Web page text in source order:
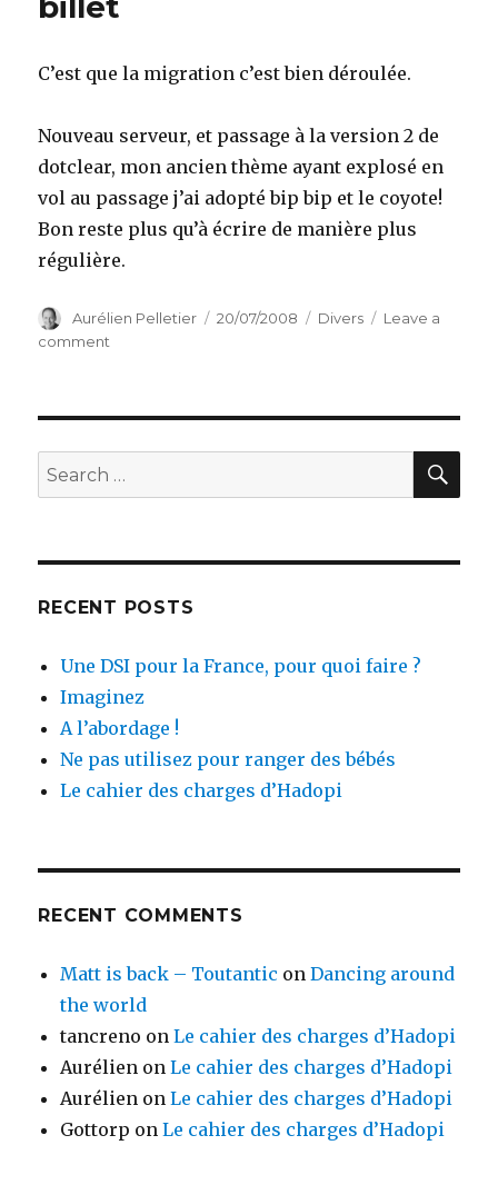
C’est que la migration c’est bien déroulée.
Nouveau serveur, et passage à la version 2 de
dotclear, mon ancien thème ayant explosé en
vol au passage j’ai adopté bip bip et le coyote!
Bon reste plus qu’à écrire de manière plus
régulière.
Author
Aurélien Pelletier
Posted
20/07/2008 Categories
Divers
Leave a
comment
ce
billet
Search
for:
RECENT POSTS
Une DSI pour la France, pour quoi faire ?
Imaginez
A l’abordage !
Ne pas utilisez pour ranger des bébés
Le cahier des charges d’Hadopi
RECENT COMMENTS
Matt is back – Toutantic onDancing around
the world
tancreno onLe cahier des charges d’Hadopi
Aurélien onLe cahier des charges d’Hadopi
Aurélien onLe cahier des charges d’Hadopi
Gottorp onLe cahier des charges d’Hadopi